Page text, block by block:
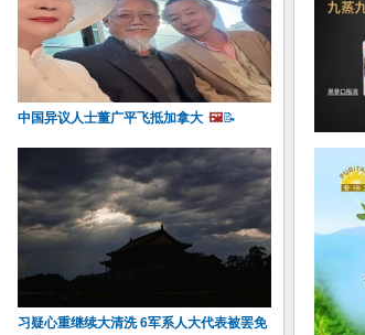
中国异议人士董广平飞抵加拿大 🖼️📝
习疑心重继续大清洗 6军系人大代表被罢免